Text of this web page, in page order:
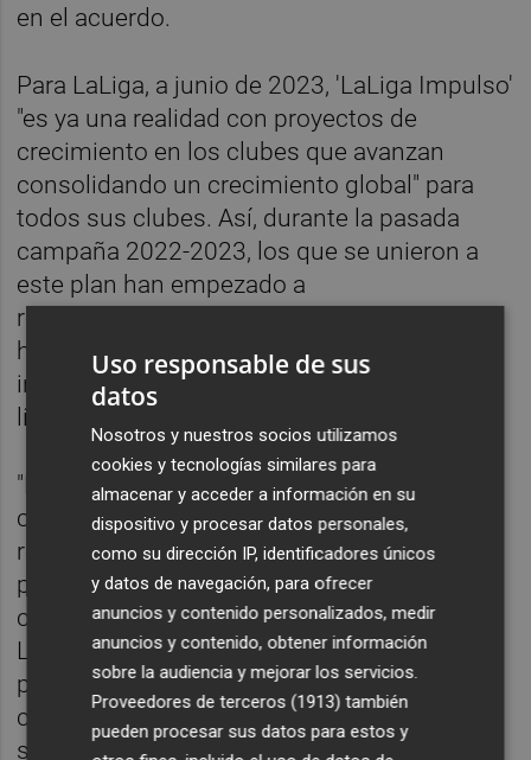
en el acuerdo.
Para LaLiga, a junio de 2023, 'LaLiga Impulso'
"es ya una realidad con proyectos de
crecimiento en los clubes que avanzan
consolidando un crecimiento global" para
todos sus clubes. Así, durante la pasada
campaña 2022-2023, los que se unieron a
este plan han empezado a
recoger el fruto de la inversión realizada
hasta ahora "en materia digital, de
infraestructuras o de creación de nuevas
líneas de negocio".
"En este tiempo, el sentimiento de
colectividad de los clubes se ha visto
reforzado desde la constatación de que los
proyectos comunes son la clave de un
crecimiento mayor para todos", añadió
LaLiga, que pone como ejemplo "de éxito en
proyectos colectivos" el aumento del
crecimiento de estos clubes en las redes
sociales.
Uso responsable de sus
datos
Nosotros y nuestros socios utilizamos
cookies y tecnologías similares para
almacenar y acceder a información en su
dispositivo y procesar datos personales,
como su dirección IP, identificadores únicos
y datos de navegación, para ofrecer
anuncios y contenido personalizados, medir
anuncios y contenido, obtener información
sobre la audiencia y mejorar los servicios.
Proveedores de terceros (1913) también
pueden procesar sus datos para estos y